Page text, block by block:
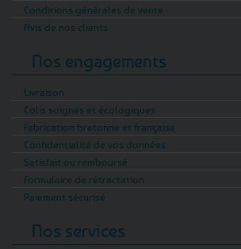
Conditions générales de vente
Avis de nos clients
Nos engagements
Livraison
Colis soignés et écologiques
Fabrication bretonne et française
Confidentialité de vos données
Satisfait ou remboursé
Formulaire de rétractation
Paiement sécurisé
Nos services